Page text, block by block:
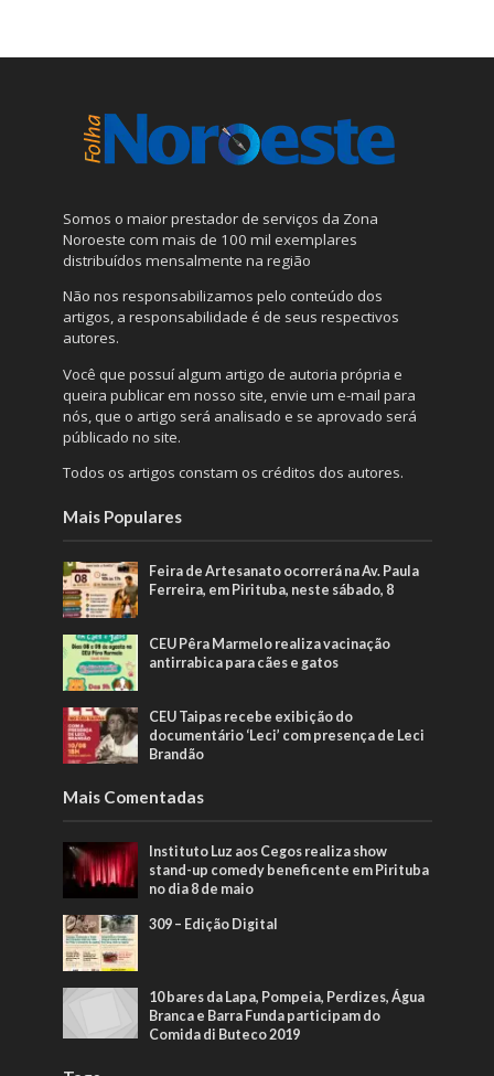
Somos o maior prestador de serviços da Zona
Noroeste com mais de 100 mil exemplares
distribuídos mensalmente na região
Não nos responsabilizamos pelo conteúdo dos
artigos, a responsabilidade é de seus respectivos
autores.
Você que possuí algum artigo de autoria própria e
queira publicar em nosso site, envie um e-mail para
nós, que o artigo será analisado e se aprovado será
públicado no site.
Todos os artigos constam os créditos dos autores.
Mais Populares
Feira de Artesanato ocorrerá na Av. Paula
Ferreira, em Pirituba, neste sábado, 8
CEU Pêra Marmelo realiza vacinação
antirrabica para cães e gatos
CEU Taipas recebe exibição do
documentário ‘Leci’ com presença de Leci
Brandão
Mais Comentadas
Instituto Luz aos Cegos realiza show
stand-up comedy beneficente em Pirituba
no dia 8 de maio
309 – Edição Digital
10 bares da Lapa, Pompeia, Perdizes, Água
Branca e Barra Funda participam do
Comida di Buteco 2019